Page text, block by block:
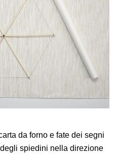
da forno e fate dei segni
spiedini nella direzione